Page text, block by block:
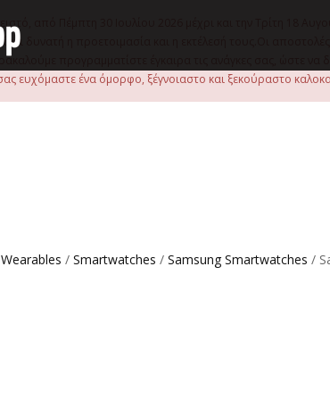
από Πέμπτη 30 Ιουλίου 2026 μέχρι και την Τρίτη 18
είναι δυνατή η προετοιμασία και η εκτέλεσή τους.Οι
προγραμματίστε έγκαιρα τις ανάγκες σας, ώστε
ευχόμαστε ένα όμορφο, ξέγνοιαστο και ξεκούραστο
Wearables / Smartwatches / Samsung Smartwatches /